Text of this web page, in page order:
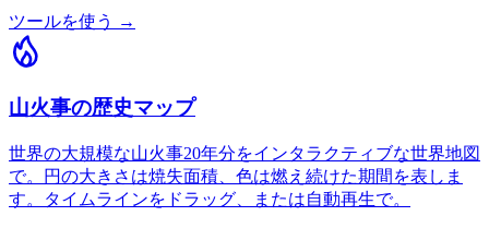
ツールを使う →
山火事の歴史マップ
世界の大規模な山火事20年分をインタラクティブな世界地図
で。円の大きさは焼失面積、色は燃え続けた期間を表しま
す。タイムラインをドラッグ、または自動再生で。